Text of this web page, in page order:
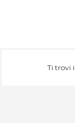
Ti trovi